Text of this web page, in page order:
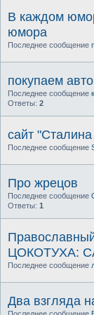
В каждом
юмора
Последнее сообщение
покупаем
Последнее сообщение
Ответы: 2
сайт
Последнее сообщение
Про жрецов
Последнее сообщение
Ответы: 1
ЦОКОТУХА:
Последнее сообщение
Два взгляда